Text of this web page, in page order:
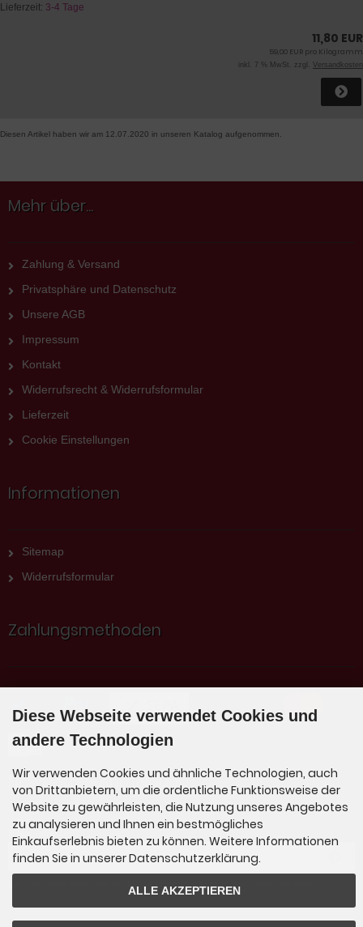
Lieferzeit: 3-4 Tage
11,80 EUR
59,00 EUR pro Kilogramm
inkl. 7 % MwSt. zzgl. Versandkosten
Diesen Artikel haben wir am 12.07.2020 in unseren Katalog aufgenommen.
Mehr über...
Zahlung & Versand
Privatsphäre und Datenschutz
Unsere AGB
Impressum
Kontakt
Widerrufsrecht & Widerrufsformular
Lieferzeit
Cookie Einstellungen
Informationen
Sitemap
Widerrufsformular
Zahlungsmethoden
Newsletter-Anmeldung
E-Mail-Adresse:
Diese Webseite verwendet Cookies und
andere Technologien
Wir verwenden Cookies und ähnliche Technologien, auch
von Drittanbietern, um die ordentliche Funktionsweise der
Website zu gewährleisten, die Nutzung unseres Angebotes
zu analysieren und Ihnen ein bestmögliches
Einkaufserlebnis bieten zu können. Weitere Informationen
finden Sie in unserer Datenschutzerklärung.
ALLE AKZEPTIEREN